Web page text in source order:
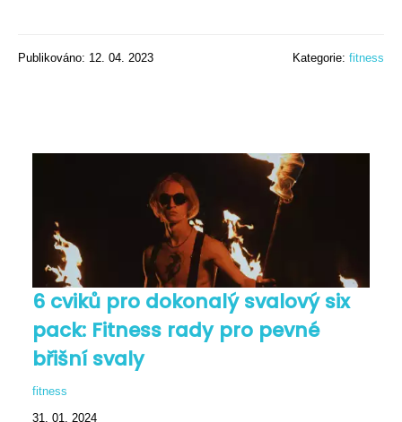
Publikováno: 12. 04. 2023 Kategorie: fitness
6 cviků pro dokonalý svalový six
pack: Fitness rady pro pevné
břišní svaly
fitness
31. 01. 2024